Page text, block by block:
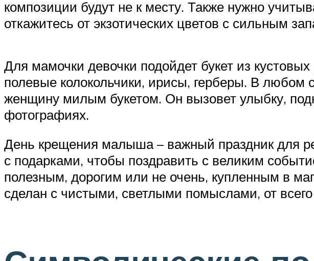
композиции будут не к месту. Также нужно
откажитесь от экзотических цветов с сильным
Для мамочки девочки подойдет букет из
полевые колокольчики, ирисы, герберы. В любом
женщину милым букетом. Он вызовет улыбку,
фотографиях.
День крещения малыша – важный праздник для
с подарками, чтобы поздравить с великим
полезным, дорогим или не очень, купленным в
сделан с чистыми, светлыми помыслами, от